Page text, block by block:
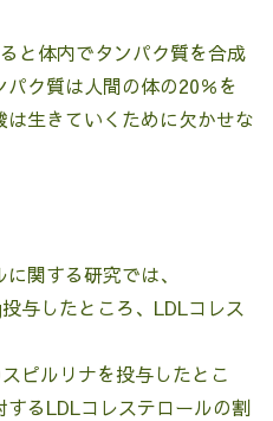
と体内でタンパク質を合成
ク質は人間の体の20％を
生きていくために欠かせな
関する研究では、
与したところ、LDLコレス
ピルリナを投与したとこ
るLDLコレステロールの割